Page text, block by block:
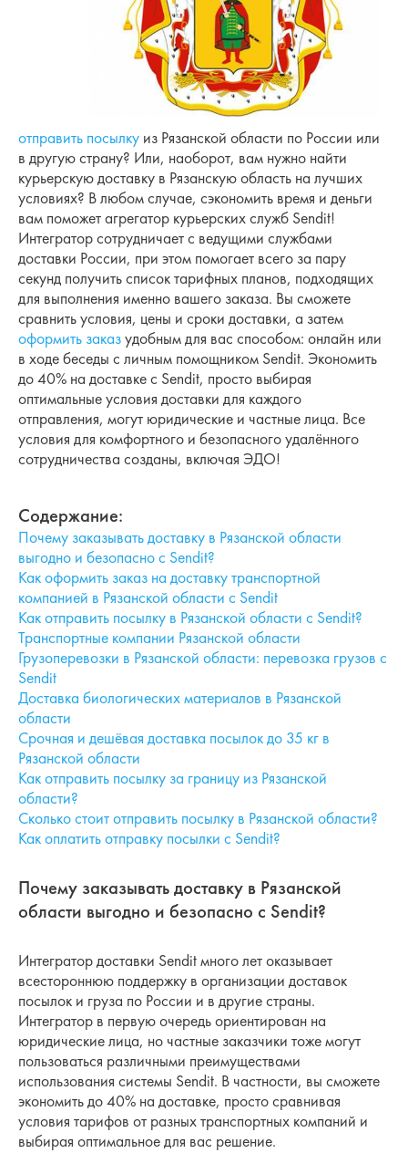
отправить посылку из Рязанской области по России или
в другую страну? Или, наоборот, вам нужно найти
курьерскую доставку в Рязанскую область на лучших
условиях? В любом случае, сэкономить время и деньги
вам поможет агрегатор курьерских служб Sendit!
Интегратор сотрудничает с ведущими службами
доставки России, при этом помогает всего за пару
секунд получить список тарифных планов, подходящих
для выполнения именно вашего заказа. Вы сможете
сравнить условия, цены и сроки доставки, а затем
оформить заказудобным для вас способом: онлайн или
в ходе беседы с личным помощником Sendit. Экономить
до 40% на доставке с Sendit, просто выбирая
оптимальные условия доставки для каждого
отправления, могут юридические и частные лица. Все
условия для комфортного и безопасного удалённого
сотрудничества созданы, включая ЭДО!
Содержание:
Почему заказывать доставку в Рязанской области
выгодно и безопасно с Sendit?
Как оформить заказ на доставку транспортной
компанией в Рязанской области с Sendit
Как отправить посылку в Рязанской области с Sendit?
Транспортные компании Рязанской области
Грузоперевозки в Рязанской области: перевозка грузов с
Sendit
Доставка биологических материалов в Рязанской
области
Срочная и дешёвая доставка посылок до 35 кг в
Рязанской области
Как отправить посылку за границу из Рязанской
области?
Сколько стоит отправить посылку в Рязанской области?
Как оплатить отправку посылки с Sendit?
Почему заказывать доставку в Рязанской
области выгодно и безопасно с Sendit?
Интегратор доставки Sendit много лет оказывает
всестороннюю поддержку в организации доставок
посылок и груза по России и в другие страны.
Интегратор в первую очередь ориентирован на
юридические лица, но частные заказчики тоже могут
пользоваться различными преимуществами
использования системы Sendit. В частности, вы сможете
экономить до 40% на доставке, просто сравнивая
условия тарифов от разных транспортных компаний и
выбирая оптимальное для вас решение.